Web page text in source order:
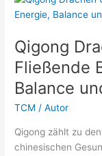
Übungen
für
Energie,
Klarheit
und
Balance
(2026)
Qigong
Fließende
Balance
TCM /Autor
Qigong zählt zu
chinesischen